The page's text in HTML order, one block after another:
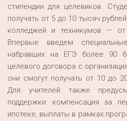
стипендии для целевиков.
получать от 5 до 10 тысяч
колледжей и техникумов —
Впервые введем
набравших на ЕГЭ более 90
целевого договора с
они смогут получать от 10 до
Для учителей также
поддержки: компенсация за
ипотеке, выплаты в рамках